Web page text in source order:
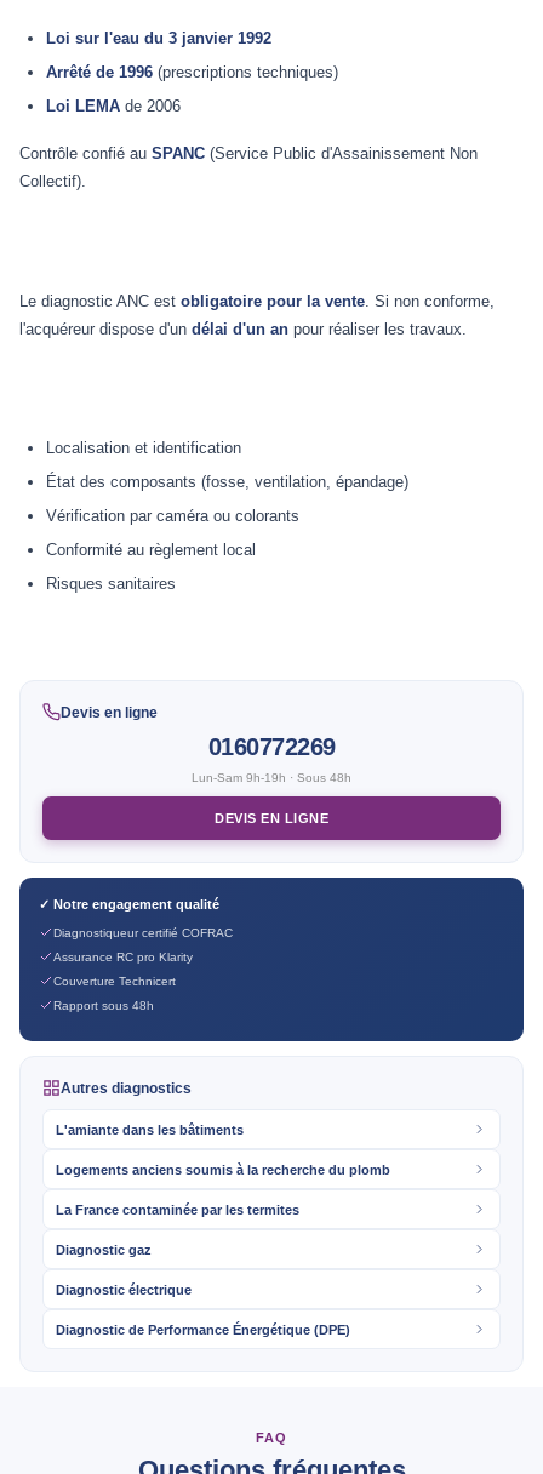
Loi sur l'eau du 3 janvier 1992
Arrêté de 1996 (prescriptions techniques)
Loi LEMA de 2006
Contrôle confié au SPANC (Service Public d'Assainissement Non
Collectif).
Le diagnostic ANC est obligatoire pour la vente. Si non conforme,
l'acquéreur dispose d'un délai d'un an pour réaliser les travaux.
Localisation et identification
État des composants (fosse, ventilation, épandage)
Vérification par caméra ou colorants
Conformité au règlement local
Risques sanitaires
Devis en ligne
0160772269
Lun-Sam 9h-19h · Sous 48h
DEVIS EN LIGNE
✓ Notre engagement qualité
Diagnostiqueur certifié COFRAC
Assurance RC pro Klarity
Couverture Technicert
Rapport sous 48h
Autres diagnostics
L'amiante dans les bâtiments
Logements anciens soumis à la recherche du plomb
La France contaminée par les termites
Diagnostic gaz
Diagnostic électrique
Diagnostic de Performance Énergétique (DPE)
FAQ